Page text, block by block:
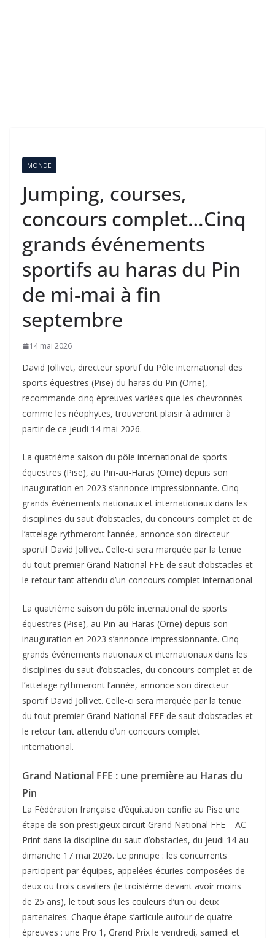
MONDE
Jumping, courses,
concours complet…Cinq
grands événements
sportifs au haras du Pin
de mi-mai à fin
septembre
14 mai 2026
David Jollivet, directeur sportif du Pôle international des
sports équestres (Pise) du haras du Pin (Orne),
recommande cinq épreuves variées que les chevronnés
comme les néophytes, trouveront plaisir à admirer à
partir de ce jeudi 14 mai 2026.
La quatrième saison du pôle international de sports
équestres (Pise), au Pin-au-Haras (Orne) depuis son
inauguration en 2023 s’annonce impressionnante. Cinq
grands événements nationaux et internationaux dans les
disciplines du saut d’obstacles, du concours complet et de
l’attelage rythmeront l’année, annonce son directeur
sportif David Jollivet. Celle-ci sera marquée par la tenue
du tout premier Grand National FFE de saut d’obstacles et
le retour tant attendu d’un concours complet international
La quatrième saison du pôle international de sports
équestres (Pise), au Pin-au-Haras (Orne) depuis son
inauguration en 2023 s’annonce impressionnante. Cinq
grands événements nationaux et internationaux dans les
disciplines du saut d’obstacles, du concours complet et de
l’attelage rythmeront l’année, annonce son directeur
sportif David Jollivet. Celle-ci sera marquée par la tenue
du tout premier Grand National FFE de saut d’obstacles et
le retour tant attendu d’un concours complet
international.
Grand National FFE : une première au Haras du
Pin
La Fédération française d’équitation confie au Pise une
étape de son prestigieux circuit Grand National FFE – AC
Print dans la discipline du saut d’obstacles, du jeudi 14 au
dimanche 17 mai 2026. Le principe : les concurrents
participent par équipes, appelées écuries composées de
deux ou trois cavaliers (le troisième devant avoir moins
de 25 ans), le tout sous les couleurs d’un ou deux
partenaires. Chaque étape s’articule autour de quatre
épreuves : une Pro 1, Grand Prix le vendredi, samedi et